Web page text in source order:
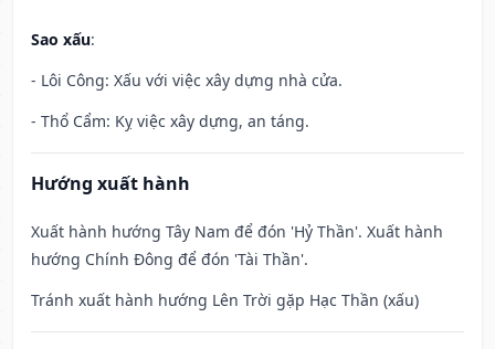
Sao xấu:
- Lôi Công: Xấu với việc xây dựng nhà cửa.
- Thổ Cẩm: Kỵ việc xây dựng, an táng.
Hướng xuất hành
Xuất hành hướng Tây Nam để đón 'Hỷ Thần'. Xuất hành
hướng Chính Đông để đón 'Tài Thần'.
Tránh xuất hành hướng Lên Trời gặp Hạc Thần (xấu)